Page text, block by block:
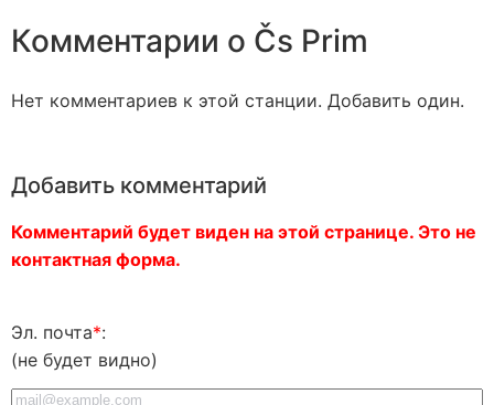
Комментарии о Čs Prim
Нет комментариев к этой станции. Добавить один.
Добавить комментарий
Комментарий будет виден на этой странице. Это не
контактная форма.
Эл. почта*:
(не будет видно)